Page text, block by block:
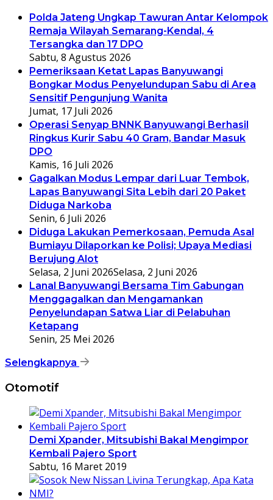
Polda Jateng Ungkap Tawuran Antar Kelompok
Remaja Wilayah Semarang-Kendal, 4
Tersangka dan 17 DPO
Sabtu, 8 Agustus 2026
Pemeriksaan Ketat Lapas Banyuwangi
Bongkar Modus Penyelundupan Sabu di Area
Sensitif Pengunjung Wanita
Jumat, 17 Juli 2026
Operasi Senyap BNNK Banyuwangi Berhasil
Ringkus Kurir Sabu 40 Gram, Bandar Masuk
DPO
Kamis, 16 Juli 2026
Gagalkan Modus Lempar dari Luar Tembok,
Lapas Banyuwangi Sita Lebih dari 20 Paket
Diduga Narkoba
Senin, 6 Juli 2026
Diduga Lakukan Pemerkosaan, Pemuda Asal
Bumiayu Dilaporkan ke Polisi; Upaya Mediasi
Berujung Alot
Selasa, 2 Juni 2026Selasa, 2 Juni 2026
Lanal Banyuwangi Bersama Tim Gabungan
Menggagalkan dan Mengamankan
Penyelundapan Satwa Liar di Pelabuhan
Ketapang
Senin, 25 Mei 2026
Selengkapnya
Otomotif
Demi Xpander, Mitsubishi Bakal Mengimpor
Kembali Pajero Sport
Sabtu, 16 Maret 2019